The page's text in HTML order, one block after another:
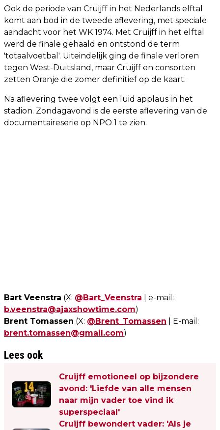
Ook de periode van Cruijff in het Nederlands elftal
komt aan bod in de tweede aflevering, met speciale
aandacht voor het WK 1974. Met Cruijff in het elftal
werd de finale gehaald en ontstond de term
'totaalvoetbal'. Uiteindelijk ging de finale verloren
tegen West-Duitsland, maar Cruijff en consorten
zetten Oranje die zomer definitief op de kaart.
Na aflevering twee volgt een luid applaus in het
stadion. Zondagavond is de eerste aflevering van de
documentaireserie op NPO 1 te zien.
Bart Veenstra (X: @Bart_Veenstra | e-mail:
b.veenstra@ajaxshowtime.com)
Brent Tomassen (X: @Brent_Tomassen | E-mail:
brent.tomassen@gmail.com)
Lees ook
Cruijff emotioneel op bijzondere
avond: 'Liefde van alle mensen
naar mijn vader toe vind ik
superspeciaal'
Cruijff bewondert vader: 'Als je